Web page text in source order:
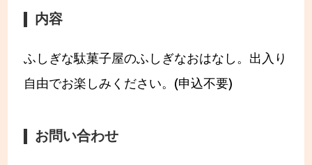
内容
ふしぎな駄菓子屋のふしぎなおはなし。出入り
自由でお楽しみください。(申込不要)
お問い合わせ